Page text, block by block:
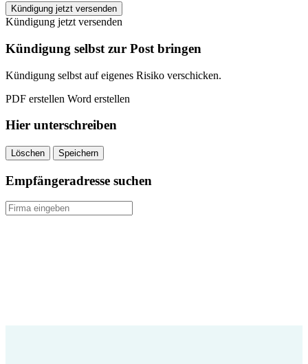
Allianz
Rentenversicherung
kündigen
quantity
Kündigung jetzt versenden
Kündigung jetzt versenden
Kündigung selbst zur Post bringen
Kündigung selbst auf eigenes Risiko verschicken.
PDF erstellen Word erstellen
Hier unterschreiben
Löschen Speichern
Empfängeradresse suchen